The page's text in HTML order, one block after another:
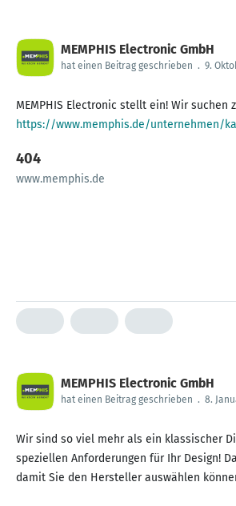
MEMPHIS Electronic GmbH
hat einen Beitrag geschrieben . 9.
MEMPHIS Electronic stellt ein! Wir
https://www.memphis.de/unternehmen/
404
www.memphis.de
MEMPHIS Electronic GmbH
hat einen Beitrag geschrieben . 8.
Wir sind so viel mehr als ein klassischer
speziellen Anforderungen für Ihr Design!
damit Sie den Hersteller auswählen